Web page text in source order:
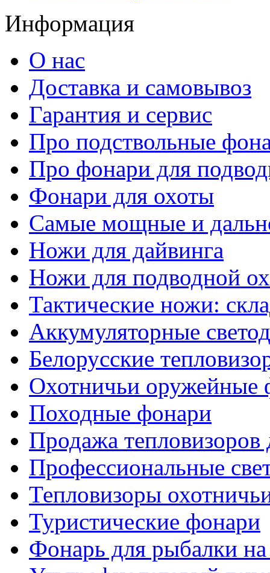
Информация
О нас
Доставка и самовывоз
Гарантия и сервис
Про подствольные
Про фонари для
Фонари для охоты
Самые мощные и
Ножи для дайвинга
Ножи для подводной
Тактические ножи:
Аккумуляторные
Белорусские
Охотничьи оружейные
Походные фонари
Продажа тепловизоров
Профессиональные
Тепловизоры
Туристические фонари
Фонарь для рыбалки на